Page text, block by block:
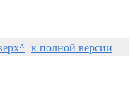
к полной версии